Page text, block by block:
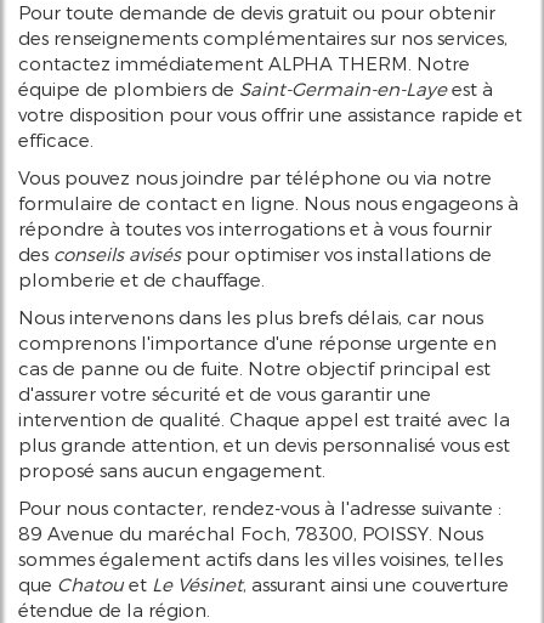
Pour toute demande de devis gratuit ou pour obtenir
des renseignements complémentaires sur nos services,
contactez immédiatement ALPHA THERM. Notre
équipe de plombiers de Saint-Germain-en-Layeest à
votre disposition pour vous offrir une assistance rapide et
efficace.
Vous pouvez nous joindre par téléphone ou via notre
formulaire de contact en ligne. Nous nous engageons à
répondre à toutes vos interrogations et à vous fournir
des conseils aviséspour optimiser vos installations de
plomberie et de chauffage.
Nous intervenons dans les plus brefs délais, car nous
comprenons l'importance d'une réponse urgente en
cas de panne ou de fuite. Notre objectif principal est
d'assurer votre sécurité et de vous garantir une
intervention de qualité. Chaque appel est traité avec la
plus grande attention, et un devis personnalisé vous est
proposé sans aucun engagement.
Pour nous contacter, rendez-vous à l'adresse suivante :
89 Avenue du maréchal Foch, 78300, POISSY. Nous
sommes également actifs dans les villes voisines, telles
que Chatouet Le Vésinet, assurant ainsi une couverture
étendue de la région.